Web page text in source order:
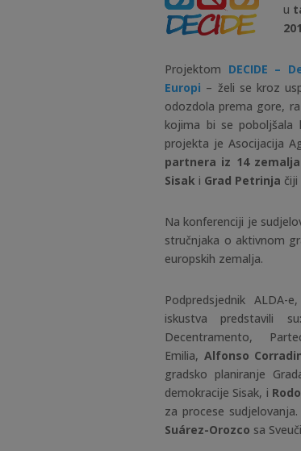
u
Projektom DECIDE –
Europi – želi se kroz
odozdola prema gore,
kojima bi se poboljšala
projekta je Asocijacija
partnera iz 14
Sisak i Grad Petrinja
Na konferenciji je
stručnjaka o aktivnom
europskih zemalja.
Podpredsjednik ALDA-e,
iskustva predstavili
Decentramento,
Emilia, Alfonso
gradsko planiranje
demokracije Sisak, i
za procese
Suárez-Orozco sa